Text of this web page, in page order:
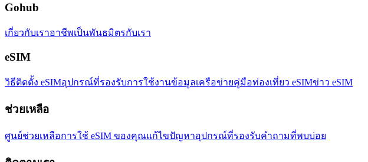
Gohub
เกี่ยวกับเราอาชีพเป็นพันธมิตรกับเรา
eSIM
วิธีติดตั้ง eSIMอุปกรณ์ที่รองรับการใช้งานข้อมูลเครือข่ายคู่มือท่องเที่ยว eSIMข่าว eSIM
ช่วยเหลือ
ศูนย์ช่วยเหลือการใช้ eSIM ของคุณแก้ไขปัญหาอุปกรณ์ที่รองรับคำถามที่พบบ่อย